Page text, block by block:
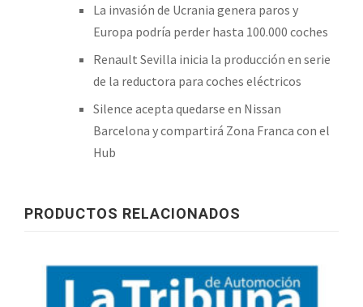
La invasión de Ucrania genera paros y
Europa podría perder hasta 100.000 coches
Renault Sevilla inicia la producción en serie
de la reductora para coches eléctricos
Silence acepta quedarse en Nissan
Barcelona y compartirá Zona Franca con el
Hub
PRODUCTOS RELACIONADOS